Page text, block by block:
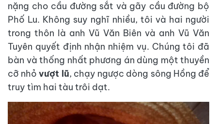
nặng cho cầu đường sắt và gãy cầu đường bộ
Phố Lu. Không suy nghĩ nhiều, tôi và hai người
trong thôn là anh Vũ Văn Biên và anh Vũ Văn
Tuyên quyết định nhận nhiệm vụ. Chúng tôi đã
bàn và thống nhất phương án dùng một thuyền
cỡ nhỏvượt lũ, chạy ngược dòng sông Hồng để
truy tìm hai tàu trôi dạt.